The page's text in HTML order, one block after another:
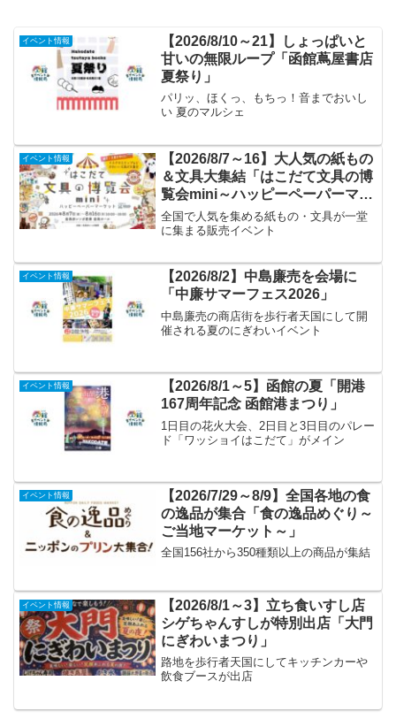
イベント情報
【2026/8/10～21】しょっぱいと
甘いの無限ループ「函館蔦屋書店
夏祭り」
パリッ、ほくっ、もちっ！音までおいし
い 夏のマルシェ
イベント情報
【2026/8/7～16】大人気の紙もの
＆文具大集結「はこだて文具の博
覧会mini～ハッピーペーパーマー
ケット～」
全国で人気を集める紙もの・文具が一堂
に集まる販売イベント
イベント情報
【2026/8/2】中島廉売を会場に
「中廉サマーフェス2026」
中島廉売の商店街を歩行者天国にして開
催される夏のにぎわいイベント
イベント情報
【2026/8/1～5】函館の夏「開港
167周年記念 函館港まつり」
1日目の花火大会、2日目と3日目のパレー
ド「ワッショイはこだて」がメイン
イベント情報
【2026/7/29～8/9】全国各地の食
の逸品が集合「食の逸品めぐり～
ご当地マーケット～」
全国156社から350種類以上の商品が集結
イベント情報
【2026/8/1～3】立ち食いすし店
シゲちゃんすしが特別出店「大門
にぎわいまつり」
路地を歩行者天国にしてキッチンカーや
飲食ブースが出店